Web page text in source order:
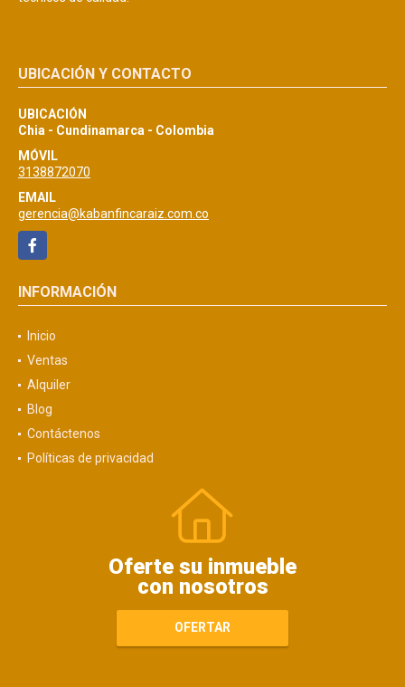
UBICACIÓN Y CONTACTO
UBICACIÓN
Chia - Cundinamarca - Colombia
MÓVIL
3138872070
EMAIL
gerencia@kabanfincaraiz.com.co
Facebook
INFORMACIÓN
Inicio
Ventas
Alquiler
Blog
Contáctenos
Políticas de privacidad
Oferte su inmueble
con nosotros
OFERTAR